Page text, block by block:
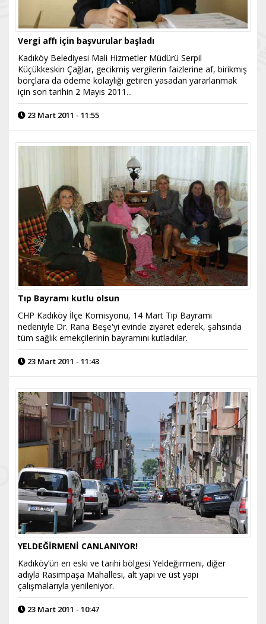
Vergi affı için başvurular başladı
Kadıköy Belediyesi Mali Hizmetler Müdürü Serpil
Küçükkeskin Çağlar, gecikmiş vergilerin faizlerine af, birikmiş
borçlara da ödeme kolaylığı getiren yasadan yararlanmak
için son tarihin 2 Mayıs 2011...
23 Mart 2011 - 11:55
Tıp Bayramı kutlu olsun
CHP Kadıköy İlçe Komisyonu, 14 Mart Tıp Bayramı
nedeniyle Dr. Rana Beşe'yi evinde ziyaret ederek, şahsında
tüm sağlık emekçilerinin bayramını kutladılar.
23 Mart 2011 - 11:43
YELDEĞİRMENİ CANLANIYOR!
Kadıköy’ün en eski ve tarihi bölgesi Yeldeğirmeni, diğer
adıyla Rasimpaşa Mahallesi, alt yapı ve üst yapı
çalışmalarıyla yenileniyor.
23 Mart 2011 - 10:47